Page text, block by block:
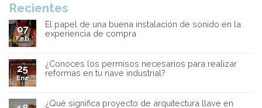
Recientes
07
Feb
El papel de una buena instalación de sonido en la
experiencia de compra
25
Ene
¿Conoces los permisos necesarios para realizar
reformas en tu nave industrial?
¿Qué significa proyecto de arquitectura llave en